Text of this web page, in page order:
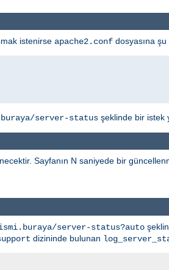
istenirse apache2.conf dosyasına
server-status şeklinde bir istek
Sayfanın N saniyede bir
server-status?auto
dizininde bulunan